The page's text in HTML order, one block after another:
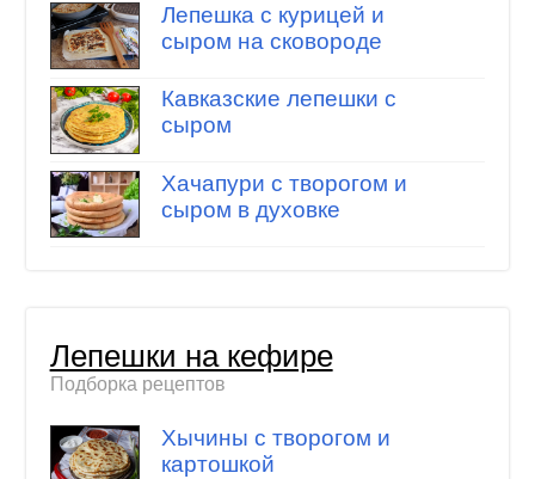
Лепешка с курицей и
сыром на сковороде
Кавказские лепешки с
сыром
Хачапури с творогом и
сыром в духовке
Лепешки на кефире
Подборка рецептов
Хычины с творогом и
картошкой